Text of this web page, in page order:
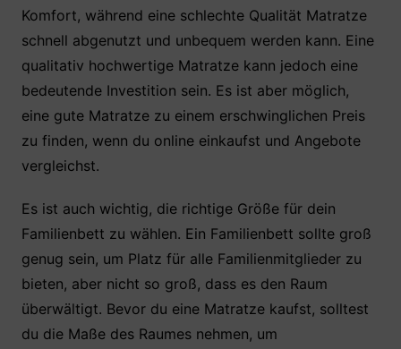
Komfort, während eine schlechte Qualität Matratze
schnell abgenutzt und unbequem werden kann. Eine
qualitativ hochwertige Matratze kann jedoch eine
bedeutende Investition sein. Es ist aber möglich,
eine gute Matratze zu einem erschwinglichen Preis
zu finden, wenn du online einkaufst und Angebote
vergleichst.
Es ist auch wichtig, die richtige Größe für dein
Familienbett zu wählen. Ein Familienbett sollte groß
genug sein, um Platz für alle Familienmitglieder zu
bieten, aber nicht so groß, dass es den Raum
überwältigt. Bevor du eine Matratze kaufst, solltest
du die Maße des Raumes nehmen, um